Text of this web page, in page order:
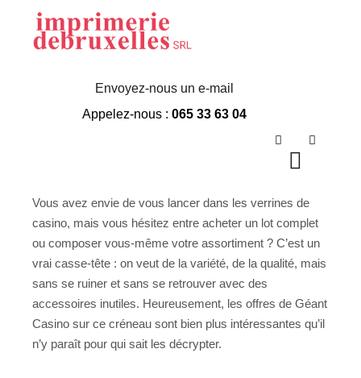
Envoyez-nous un e-mail
Appelez-nous : 065 33 63 04
Géant Casino
Verrine
Vous avez envie de vous lancer dans les verrines de
casino, mais vous hésitez entre acheter un lot complet
ou composer vous-même votre assortiment ? C’est un
vrai casse-tête : on veut de la variété, de la qualité, mais
sans se ruiner et sans se retrouver avec des
accessoires inutiles. Heureusement, les offres de Géant
Casino sur ce créneau sont bien plus intéressantes qu’il
n’y paraît pour qui sait les décrypter.